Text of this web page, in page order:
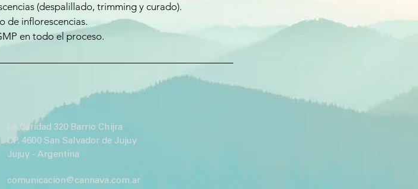
(despalillado, trimming y curado).
de inflorescencias.
en todo el proceso.
La Caridad 320 Barrio Chijra
CP. 4600 San Salvador de Jujuy
Jujuy - Argentina
comunicacion@cannava.com.ar